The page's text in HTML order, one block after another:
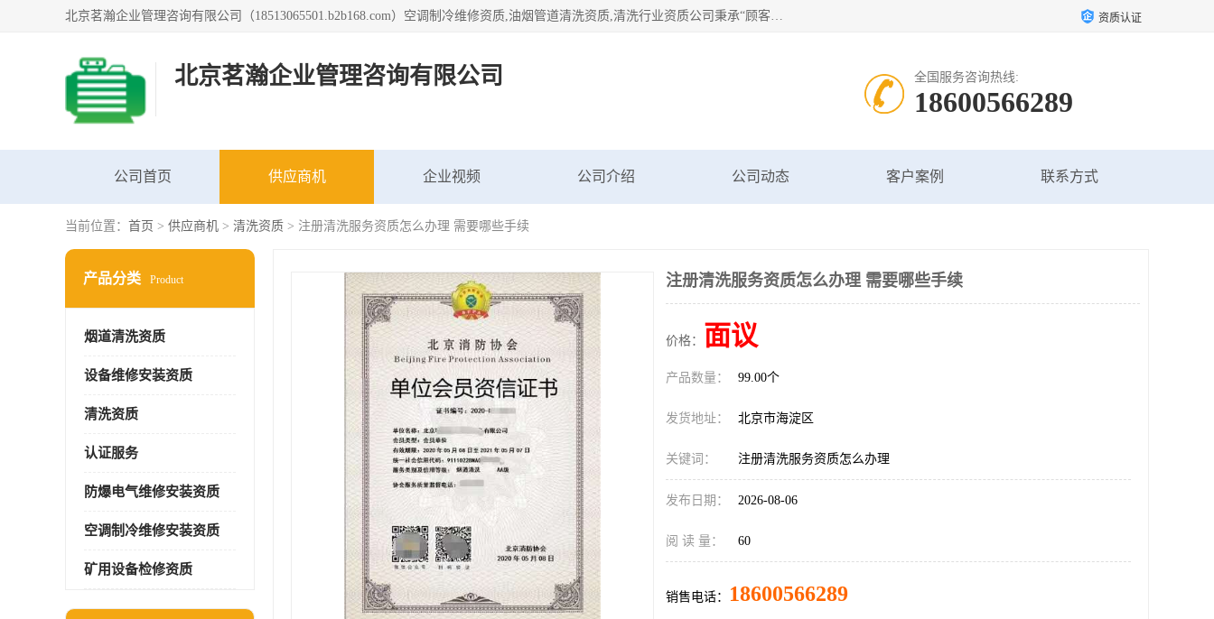
北京茗瀚企业管理咨询有限公司（18513065501.b2b168.com）空调制冷维修资质,油烟管道清洗资质,清洗行业资质公司秉承“顾客至上，锐意进缺的经营理念，我们提供高质量的产品，坚持“客户”的原则为广大客户提供贴心服务。如果你对公司的产品感兴趣，可以联系高经理，我们会用好的产品和服务让您满意。 资质认证
北京茗瀚企业管理咨询有限公司 全国服务咨询热线:
18600566289
公司首页 供应商机 企业视频 公司介绍 公司动态 客户案例 联系方式
当前位置： 首页 > 供应商机 > 清洗资质 > 注册清洗服务资质怎么办理 需要哪些手续
产品分类 Product
烟道清洗资质
设备维修安装资质
清洗资质
认证服务
防爆电气维修安装资质
空调制冷维修安装资质
矿用设备检修资质
注册清洗服务资质怎么办理 需要哪些手续
价格： 面议
产品数量： 99.00个
发货地址： 北京市海淀区
关键词： 注册清洗服务资质怎么办理
发布日期： 2026-08-06
阅 读 量： 60
销售电话： 18600566289